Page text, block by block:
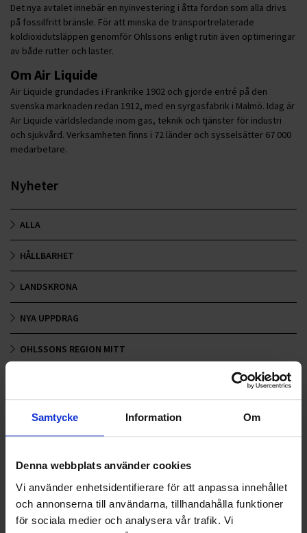
Samtycke Information Om
Denna webbplats använder cookies
Vi använder enhetsidentifierare för att anpassa innehållet
och annonserna till användarna, tillhandahålla funktioner
för sociala medier och analysera vår trafik. Vi
Det nya avtalet innebär en nyinvestering i åtta fordon som alla drivs
på fossilfritt bränsle. För att minska de transportrelaterade
koldioxidutsläppen genomför Ohlssons enligt rutin även optimeringar
av både rutter och laster.
Om Air Liquide
Air Liquide grundades i Frankrike 1902 och gjorde entré på den
svenska marknaden redan 1912, med en syrgasfabrik i Malmö. Idag är
Air Liquide världsledande inom gas, teknik och tjänster för industri
och sjukvård. Verksamheten finns i 72 länder och sysselsätter 67 000
medarbetare.
Nyheter
ALLA
HÅLLBARHET
LANDSKRONA
NYA UPPDRAG
OHLSSONS REGION MITT
OHLSSONS REGION VÄST
RENHÅLLNING
SAMARBETEN